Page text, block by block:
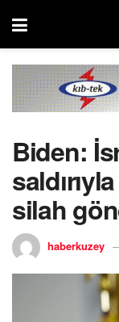
Biden:
silah
haberkuzey